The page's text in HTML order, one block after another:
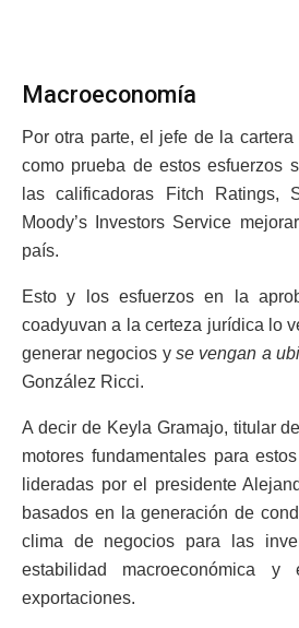
Macroeconomía
Por otra parte, el jefe de la
como prueba de estos esfuerzos
las calificadoras Fitch Ratings,
Moody’s Investors Service
país.
Esto y los esfuerzos en la
coadyuvan a la certeza jurídica lo
generar negocios y se vengan a
González Ricci.
A decir de Keyla Gramajo, titular
motores fundamentales para
lideradas por el presidente
basados en la generación de
clima de negocios para las
estabilidad macroeconómica
exportaciones.